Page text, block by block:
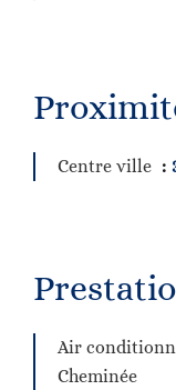
Centre ville
Air
Cheminée